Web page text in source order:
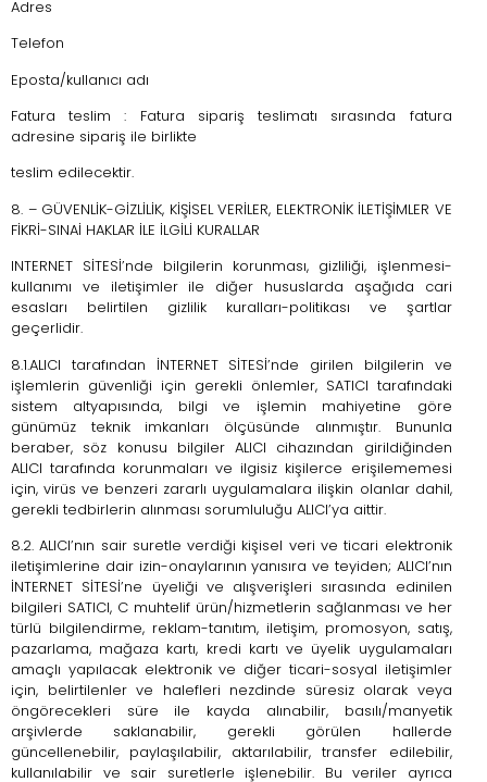
Adres
Telefon
Eposta/kullanıcı adı
Fatura teslim : Fatura sipariş teslimatı sırasında fatura
adresine sipariş ile birlikte
teslim edilecektir.
8. – GÜVENLİK-GİZLİLİK, KİŞİSEL VERİLER, ELEKTRONİK İLETİŞİMLER VE
FİKRİ-SINAİ HAKLAR İLE İLGİLİ KURALLAR
INTERNET SİTESİ’nde bilgilerin korunması, gizliliği, işlenmesi-
kullanımı ve iletişimler ile diğer hususlarda aşağıda cari
esasları belirtilen gizlilik kuralları-politikası ve şartlar
geçerlidir.
8.1.ALICI tarafından İNTERNET SİTESİ’nde girilen bilgilerin ve
işlemlerin güvenliği için gerekli önlemler, SATICI tarafındaki
sistem altyapısında, bilgi ve işlemin mahiyetine göre
günümüz teknik imkanları ölçüsünde alınmıştır. Bununla
beraber, söz konusu bilgiler ALICI cihazından girildiğinden
ALICI tarafında korunmaları ve ilgisiz kişilerce erişilememesi
için, virüs ve benzeri zararlı uygulamalara ilişkin olanlar dahil,
gerekli tedbirlerin alınması sorumluluğu ALICI’ya aittir.
8.2. ALICI’nın sair suretle verdiği kişisel veri ve ticari elektronik
iletişimlerine dair izin-onaylarının yanısıra ve teyiden; ALICI’nın
İNTERNET SİTESİ’ne üyeliği ve alışverişleri sırasında edinilen
bilgileri SATICI, C muhtelif ürün/hizmetlerin sağlanması ve her
türlü bilgilendirme, reklam-tanıtım, iletişim, promosyon, satış,
pazarlama, mağaza kartı, kredi kartı ve üyelik uygulamaları
amaçlı yapılacak elektronik ve diğer ticari-sosyal iletişimler
için, belirtilenler ve halefleri nezdinde süresiz olarak veya
öngörecekleri süre ile kayda alınabilir, basılı/manyetik
arşivlerde saklanabilir, gerekli görülen hallerde
güncellenebilir, paylaşılabilir, aktarılabilir, transfer edilebilir,
kullanılabilir ve sair suretlerle işlenebilir. Bu veriler ayrıca